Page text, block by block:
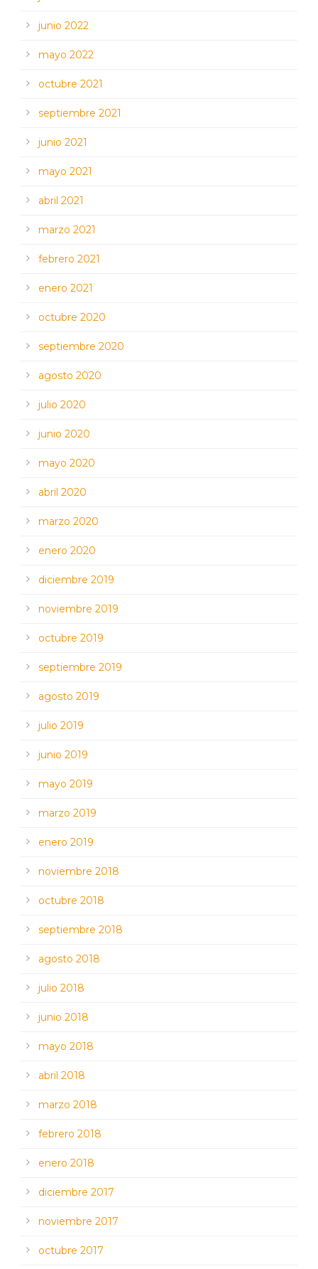
junio 2022
mayo 2022
octubre 2021
septiembre 2021
junio 2021
mayo 2021
abril 2021
marzo 2021
febrero 2021
enero 2021
octubre 2020
septiembre 2020
agosto 2020
julio 2020
junio 2020
mayo 2020
abril 2020
marzo 2020
enero 2020
diciembre 2019
noviembre 2019
octubre 2019
septiembre 2019
agosto 2019
julio 2019
junio 2019
mayo 2019
marzo 2019
enero 2019
noviembre 2018
octubre 2018
septiembre 2018
agosto 2018
julio 2018
junio 2018
mayo 2018
abril 2018
marzo 2018
febrero 2018
enero 2018
diciembre 2017
noviembre 2017
octubre 2017